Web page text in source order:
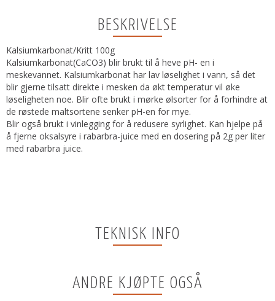
BESKRIVELSE
Kalsiumkarbonat/Kritt 100g
Kalsiumkarbonat(CaCO3) blir brukt til å heve pH- en i
meskevannet. Kalsiumkarbonat har lav løselighet i vann, så det
blir gjerne tilsatt direkte i mesken da økt temperatur vil øke
løseligheten noe. Blir ofte brukt i mørke ølsorter for å forhindre at
de røstede maltsortene senker pH-en for mye.
Blir også brukt i vinlegging for å redusere syrlighet. Kan hjelpe på
å fjerne oksalsyre i rabarbra-juice med en dosering på 2g per liter
med rabarbra juice.
TEKNISK INFO
ANDRE KJØPTE OGSÅ